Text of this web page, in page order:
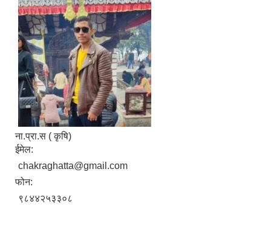
ना.प्रा.स ( कृषि)
ईमेल:
chakraghatta@gmail.com
फोन:
९८४४२५३३०८